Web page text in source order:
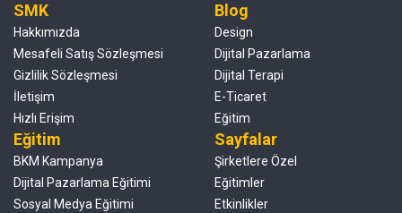
SMK
Hakkımızda
Mesafeli Satış Sözleşmesi
Gizlilik Sözleşmesi
İletişim
Hızlı Erişim
Blog
Design
Dijital Pazarlama
Dijital Terapi
E-Ticaret
Eğitim
Eğitim
BKM Kampanya
Dijital Pazarlama Eğitimi
Sosyal Medya Eğitimi
Sayfalar
Şirketlere Özel
Eğitimler
Etkinlikler